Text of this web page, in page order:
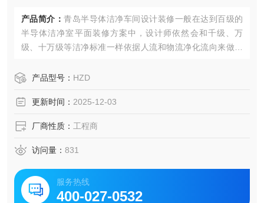
产品简介： 青岛半导体洁净车间设计装修一般在达到百级的
半导体洁净室平面装修方案中，设计师依然会和千级、万
级、十万级等洁净标准一样依据人流和物流净化流向来做精
口→换鞋→更换外出服→洗浴→清洁走廊→二次洗浴→换洁
库→粗洁净→传递窗→精洁净→传递窗→洁净生产区→传递
产品型号： HZD
更新时间： 2025-12-03
厂商性质： 工程商
访问量： 831
服务热线
400-027-0532